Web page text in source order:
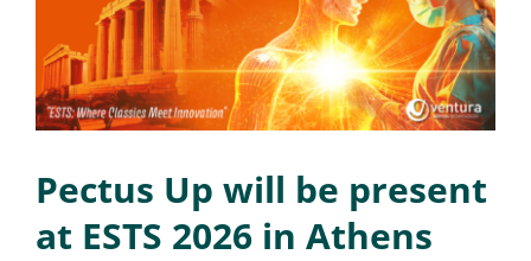
Pectus Up will be present
at ESTS 2026 in Athens